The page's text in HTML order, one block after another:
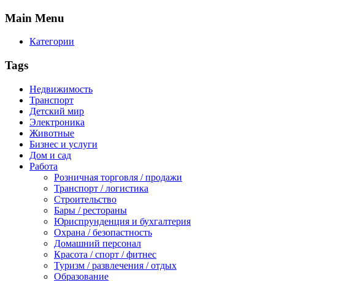
Main Menu
Категории
Tags
Недвижимость
Транспорт
Детский мир
Электроника
Животные
Бизнес и услуги
Дом и сад
Работа
Розничная торговля / продажи
Транспорт / логистика
Строительство
Бары / рестораны
Юриспрунденция и бухгалтерия
Охрана / безопастность
Домашний персонал
Красота / спорт / фитнес
Туризм / развлечения / отдых
Образование